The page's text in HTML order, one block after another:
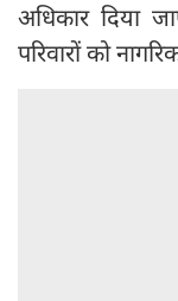
अधिकार दिया
परिवारों को